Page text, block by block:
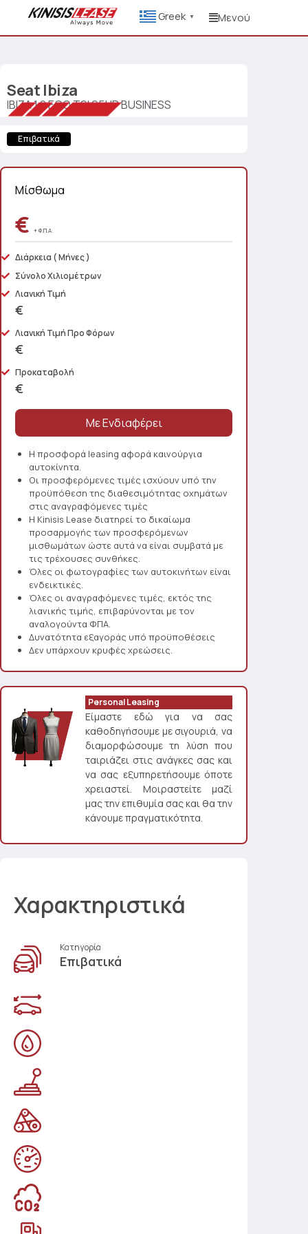
Greek ▼ Μενού
Seat Ibiza
IBIZA 1.0 ECO TSI 95HP BUSINESS
Επιβατικά
Μίσθωμα
€ + Φ.Π.Α.
Διάρκεια ( Μήνες )
Σύνολο Χιλιομέτρων
Λιανική Τιμή
€
Λιανική Τιμή Προ Φόρων
€
Προκαταβολή
€
Η προσφορά leasing αφορά καινούργια
αυτοκίνητα.
Οι προσφερόμενες τιμές ισχύουν υπό την
προϋπόθεση της διαθεσιμότητας οχημάτων
στις αναγραφόμενες τιμές
Η Kinisis Lease διατηρεί το δικαίωμα
προσαρμογής των προσφερόμενων
μισθωμάτων ώστε αυτά να είναι συμβατά με
τις τρέχουσες συνθήκες.
Όλες οι φωτογραφίες των αυτοκινήτων είναι
ενδεικτικές.
Όλες οι αναγραφόμενες τιμές, εκτός της
λιανικής τιμής, επιβαρύνονται με τον
αναλογούντα ΦΠΑ.
Δυνατότητα εξαγοράς υπό προϋποθέσεις
Δεν υπάρχουν κρυφές χρεώσεις.
Personal Leasing
Είμαστε εδώ για να σας
καθοδηγήσουμε με σιγουριά, να
διαμορφώσουμε τη λύση που
ταιριάζει στις ανάγκες σας και
να σας εξυπηρετήσουμε όποτε
χρειαστεί. Μοιραστείτε μαζί
μας την επιθυμία σας και θα την
κάνουμε πραγματικότητα.
Χαρακτηριστικά
Κατηγορία
Επιβατικά